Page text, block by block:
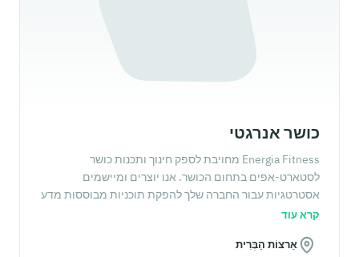
כושר אנרגטי
Energia Fitness מחויבת לספק חינוך ותכנות כושר
לסטארט-אפים בתחום הכושר. אנו יוצרים ומיישמים
אסטרטגיות עבור החברה שלך להפקת תוכניות מבוססות מדע
לך להשיג את מה שאתה צריך כדי לעלות רמה של צוות האימון
קרא עוד
אַרצוֹת הַבְּרִית